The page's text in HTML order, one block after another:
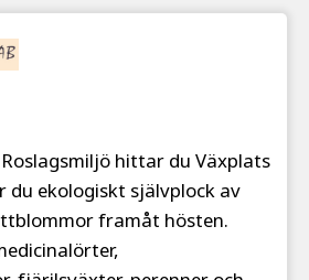
hittar du Växplats
du ekologiskt självplock av
framåt hösten.